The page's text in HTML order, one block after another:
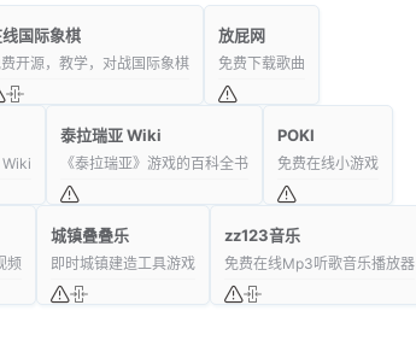
国际象棋
开源，教学，对战国际象棋
放屁网
免费下载歌曲
泰拉瑞亚 Wiki
《泰拉瑞亚》游戏的百科全书
POKI
免费在线小游戏
频
城镇叠叠乐
即时城镇建造工具游戏
zz123音乐
免费在线Mp3听歌音乐播放器